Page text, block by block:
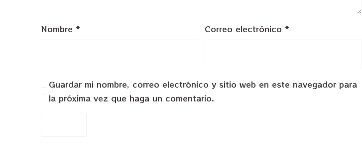
Nombre * Correo electrónico *
Guardar mi nombre, correo electrónico y sitio web en este navegador para
la próxima vez que haga un comentario.